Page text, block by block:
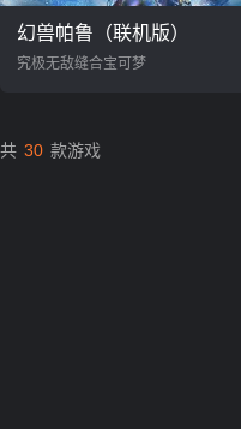
幻兽帕鲁（联机版）
究极无敌缝合宝可梦
共 30 款游戏